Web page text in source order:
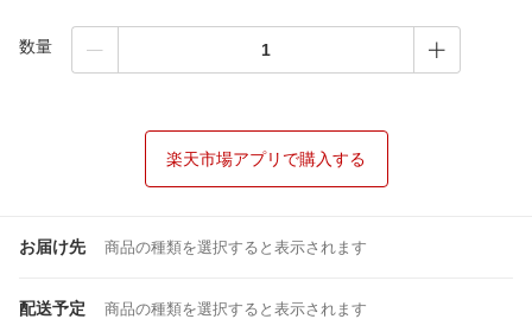
数量
楽天市場アプリで購入する
お届け先 商品の種類を選択すると表示されます
配送予定 商品の種類を選択すると表示されます